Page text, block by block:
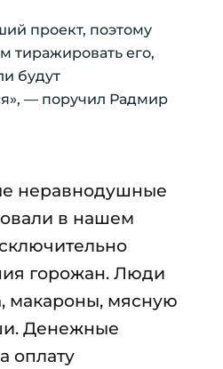
проект, поэтому
тиражировать его,
будут
— поручил Радмир
неравнодушные
в нашем
горожан. Люди
макароны, мясную
Денежные
оплату